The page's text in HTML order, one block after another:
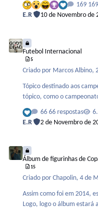
E.R
10 de Novembro de
Futebol Internacional
5
Criado por Marcos Albino,
Tópico destinado aos
tópico, como o
66 respostas
E.R
2 de Novembro de
Álbum de figurinhas de
15
Criado porChapolin,4 de
Assim como foi em 2014,
Logo, logo o álbum estará